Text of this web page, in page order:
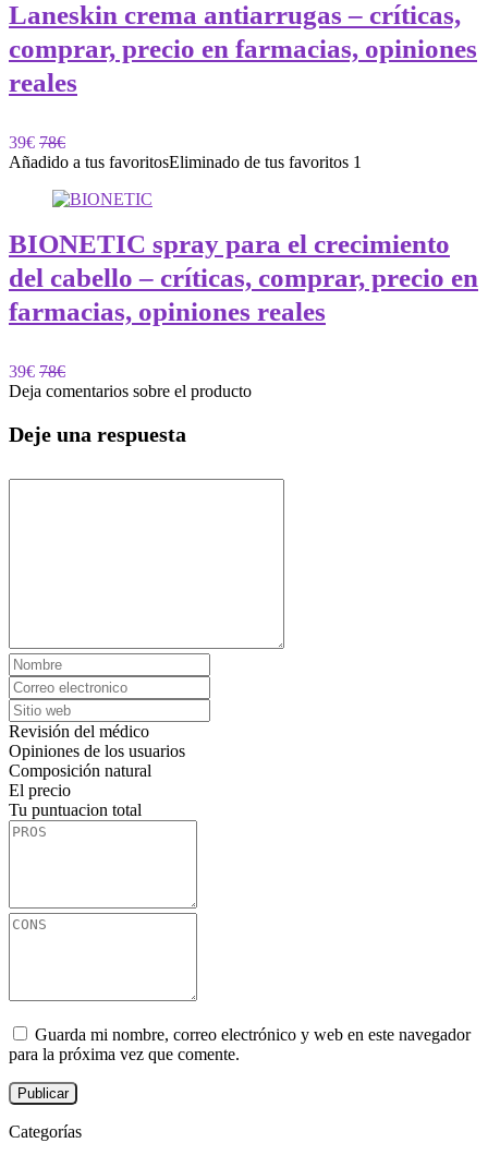
Laneskin crema antiarrugas – críticas,
comprar, precio en farmacias, opiniones
reales
39€ 78€
Añadido a tus favoritosEliminado de tus favoritos 1
BIONETIC spray para el crecimiento
del cabello – críticas, comprar, precio en
farmacias, opiniones reales
39€ 78€
Deja comentarios sobre el producto
Deje una respuesta
Revisión del médico
Opiniones de los usuarios
Composición natural
El precio
Tu puntuacion total
Guarda mi nombre, correo electrónico y web en este navegador
para la próxima vez que comente.
Categorías